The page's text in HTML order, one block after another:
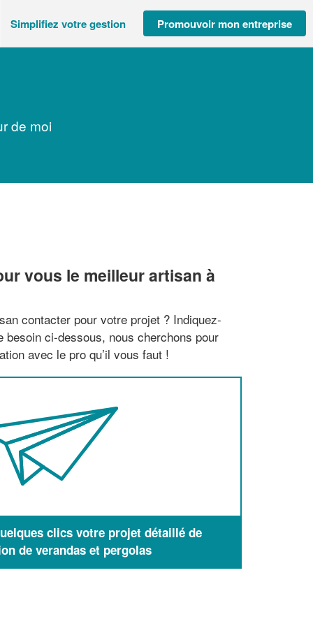
Simplifiez votre gestion Promouvoir mon entreprise
de moi
vous le meilleur artisan à
contacter pour votre projet ? Indiquez-
besoin ci-dessous, nous cherchons pour
avec le pro qu’il vous faut !
clics votre projet détaillé de
de verandas et pergolas